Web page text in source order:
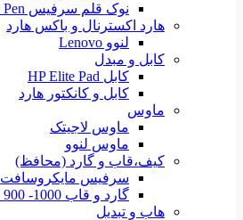
نوک قلم سرفیس Surface Pen
هارد اکسترنال و باکس هارد
لنوو Lenovo
کابل و مبدل
کابل HP Elite Pad
کابل و کانکتور هارد
ماوس
ماوس لاجیتک
ماوس لنوو
کیف،قاب و گارد (محافظ)
سرفیس مایکروسافت
گارد و قاب HP Elitepad 900 -1000
هاب و تبدیل